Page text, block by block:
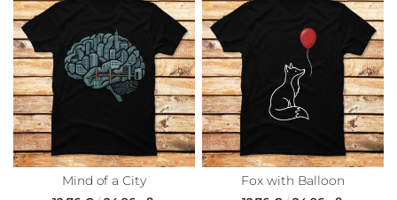
Mind of a City Fox with Balloon